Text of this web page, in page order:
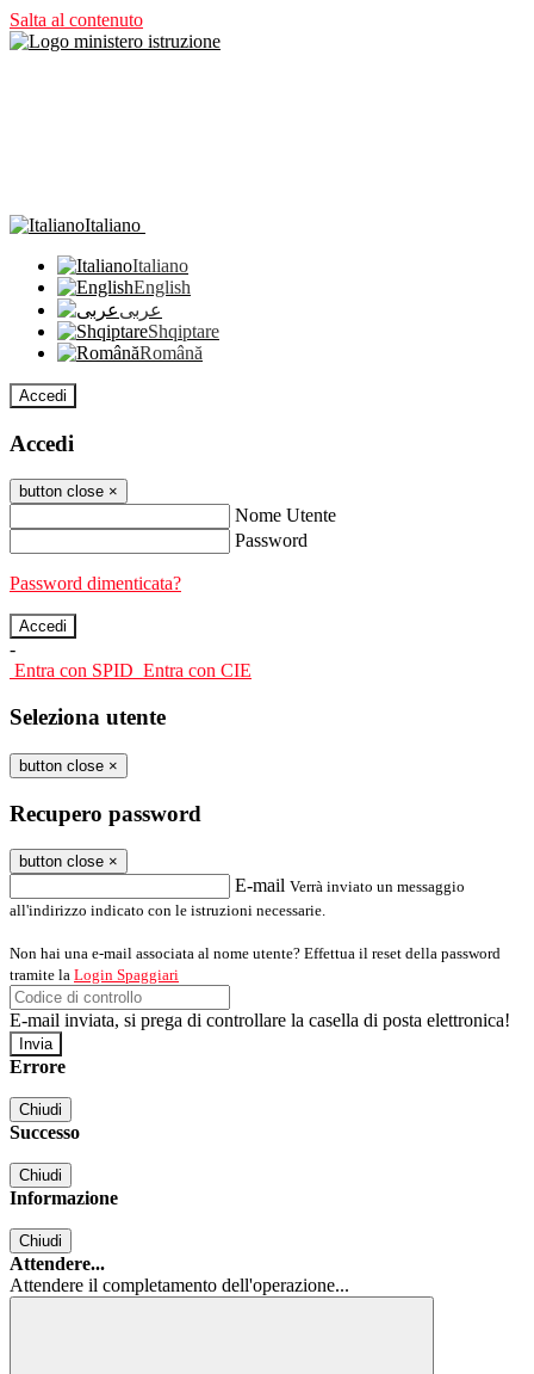
Salta al contenuto
Italiano
Italiano
English
عربى
Shqiptare
Română
Accedi
Accedi
button close ×
Nome Utente
Password
Password dimenticata?
-
Entra con SPID Entra con CIE
Seleziona utente
button close ×
Recupero password
button close ×
E-mail Verrà inviato un messaggio
all'indirizzo indicato con le istruzioni necessarie.
Non hai una e-mail associata al nome utente? Effettua il reset della password
tramite la Login Spaggiari
E-mail inviata, si prega di controllare la casella di posta elettronica!
Errore
Chiudi
Successo
Chiudi
Informazione
Chiudi
Attendere...
Attendere il completamento dell'operazione...